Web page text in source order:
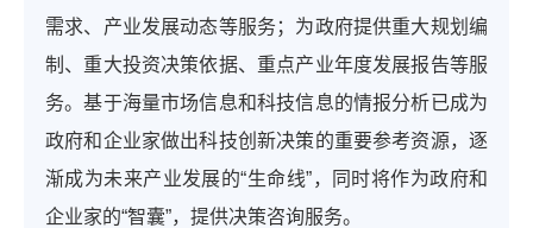
需求、产业发展动态等服务；为政府提供重大规划编
制、重大投资决策依据、重点产业年度发展报告等服
务。基于海量市场信息和科技信息的情报分析已成为
政府和企业家做出科技创新决策的重要参考资源，逐
渐成为未来产业发展的“生命线”，同时将作为政府和
企业家的“智囊”，提供决策咨询服务。